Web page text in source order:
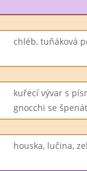
chléb, tuňáková
kuřecí vývar s
gnocchi se
houska, lučina,